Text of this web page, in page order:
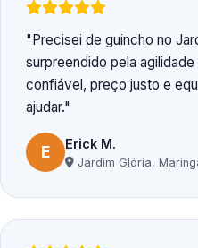
Precisei de guincho no
surpreendido pela
confiável, preço justo e
ajudar.
E Erick M.
Jardim Glória,